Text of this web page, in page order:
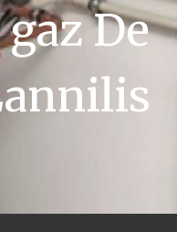
gaz De